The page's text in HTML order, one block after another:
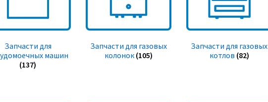
Запчасти для
машин
(137)
Запчасти для газовых
колонок (105)
Запчасти для газовых
котлов (82)